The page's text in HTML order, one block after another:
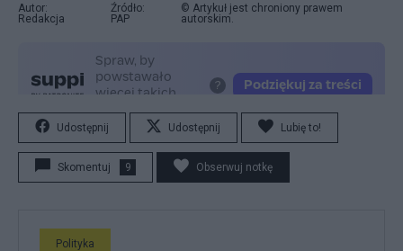
Autor:
Redakcja
Źródło:
PAP
© Artykuł jest chroniony prawem
autorskim.
Udostępnij Udostępnij Lubię to!
Skomentuj 9 Obserwuj notkę
Polityka